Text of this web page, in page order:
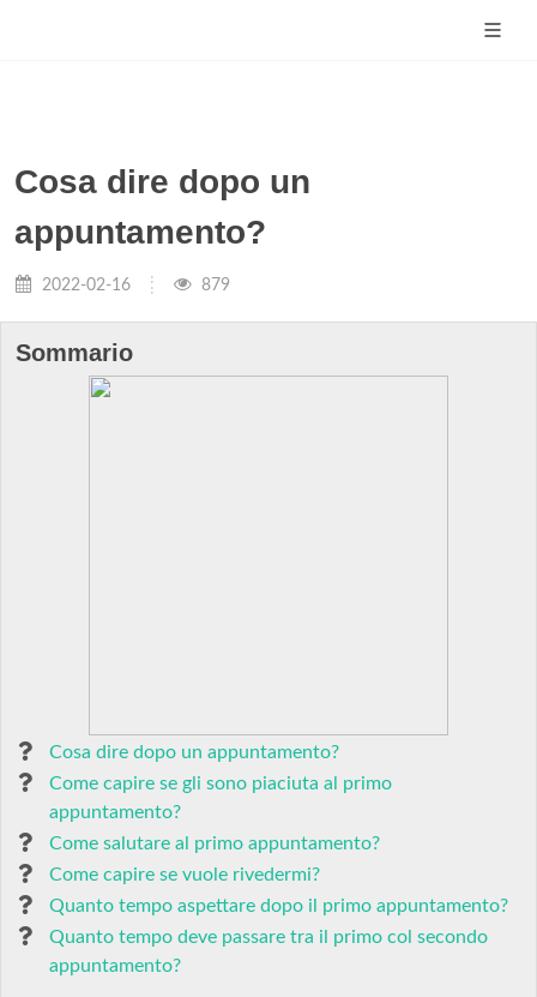
Cosa dire dopo un
appuntamento?
2022-02-16 879
Sommario
Cosa dire dopo un appuntamento?
Come capire se gli sono piaciuta al primo
appuntamento?
Come salutare al primo appuntamento?
Come capire se vuole rivedermi?
Quanto tempo aspettare dopo il primo appuntamento?
Quanto tempo deve passare tra il primo col secondo
appuntamento?